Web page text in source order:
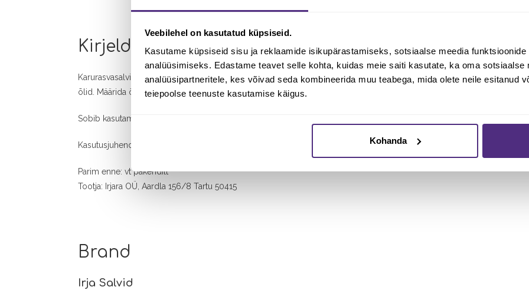
Veebilehel on kasutatud küpsiseid.
Kasutame küpsiseid sisu ja reklaamide isikupärastamiseks, sotsiaalse meedia
analüüsimiseks. Edastame teavet selle kohta, kuidas meie saiti kasutate, ka oma sotsiaalse
analüüsipartneritele, kes võivad seda kombineerida muu teabega, mida olete neile esitanud
teiepoolse teenuste kasutamise käigus.
Kohanda
Kirjeldus
Karurasvasalvi koostises on 50% Eestimaist karurasva, erinevad ravimtaimed Põlvamaa puhtast loodusest,
õlid. Määrida õhukese kihina leevendust vajavale piirkonnale, 1-2 korda päevas ning vähemalt kümne päeva järjest.
Sobib kasutamiseks ekseemi korral.
Kasutusjuhend ja täpsem info salviga pakendis kaasas.
Parim enne: vt pakendilt
Tootja: Irjara OÜ, Aardla 156/8 Tartu 50415
Brand
Irja Salvid